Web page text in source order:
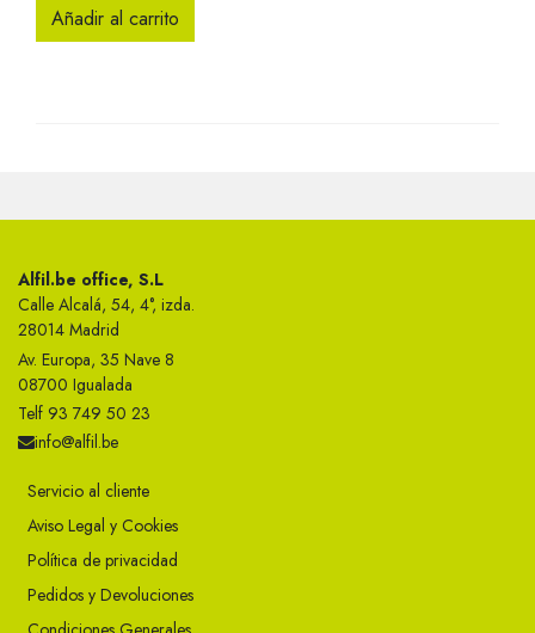
Añadir al carrito
Alfil.be office, S.L
Calle Alcalá, 54, 4°, izda.
28014 Madrid
Av. Europa, 35 Nave 8
08700 Igualada
Telf 93 749 50 23
info@alfil.be
Servicio al cliente
Aviso Legal y Cookies
Política de privacidad
Pedidos y Devoluciones